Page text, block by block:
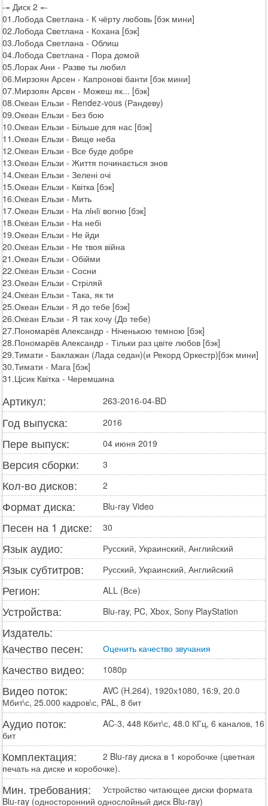
-= Диск 2 =-
01.Лобода Светлана - К чёрту любовь [бэк мини]
02.Лобода Светлана - Кохана [бэк]
03.Лобода Светлана - Облиш
04.Лобода Светлана - Пора домой
05.Лорак Ани - Разве ты любил
06.Мирзоян Арсен - Капронові банти [бэк мини]
07.Мирзоян Арсен - Можеш як... [бэк]
08.Океан Ельзи - Rendez-vous (Рандеву)
09.Океан Ельзи - Без бою
10.Океан Ельзи - Більше для нас [бэк]
11.Океан Ельзи - Вище неба
12.Океан Ельзи - Все буде добре
13.Океан Ельзи - Життя починається знов
14.Океан Ельзи - Зелені очі
15.Океан Ельзи - Квітка [бэк]
16.Океан Ельзи - Мить
17.Океан Ельзи - На лiнiї вогню [бэк]
18.Океан Ельзи - На небі
19.Океан Ельзи - Не йди
20.Океан Ельзи - Не твоя війна
21.Океан Ельзи - Обійми
22.Океан Ельзи - Сосни
23.Океан Ельзи - Стріляй
24.Океан Ельзи - Така, як ти
25.Океан Ельзи - Я до тебе [бэк]
26.Океан Ельзи - Я так хочу (До тебе)
27.Пономарёв Александр - Ніченькою темною [бэк]
28.Пономарёв Александр - Тільки раз цвіте любов [бэк]
29.Тимати - Баклажан (Лада седан)(и Рекорд Оркестр)[бэк мини]
30.Тимати - Мага [бэк]
31.Цісик Квітка - Черемшина
Артикул: 263-2016-04-BD
Год выпуска: 2016
Пере выпуск: 04 июня 2019
Версия сборки: 3
Кол-во дисков: 2
Формат диска: Blu-ray Video
Песен на 1 диске: 30
Язык аудио: Русский, Украинский, Английский
Язык субтитров: Русский, Украинский, Английский
Регион: ALL (Все)
Устройства: Blu-ray, PC, Xbox, Sony PlayStation
Издатель:
Качество песен:
Оценить качество звучания
Качество видео: 1080p
Видео поток:
AVC (H.264), 1920х1080, 16:9, 20.0
Мбит\с, 25.000 кадров\с, PAL, 8 бит
Аудио поток:
AC-3, 448 Кбит\с, 48.0 КГц, 6 каналов, 16
бит
Комплектация:
2 Blu-ray диска в 1 коробочке (цветная
печать на диске и коробочке).
Мин. требования:
Устройство читающее диски формата
Blu-ray (односторонний однослойный диск Blu-ray)